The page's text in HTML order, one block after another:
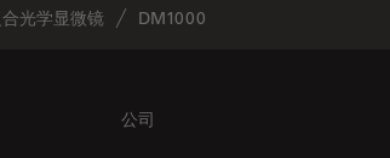
光学显微镜 DM1000
公司